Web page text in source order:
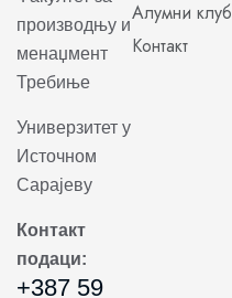
производњу и
менаџмент
Требиње
Универзитет у
Источном
Сарајеву
Контакт
подаци:
+387 59
Алумни клуб
Контакт